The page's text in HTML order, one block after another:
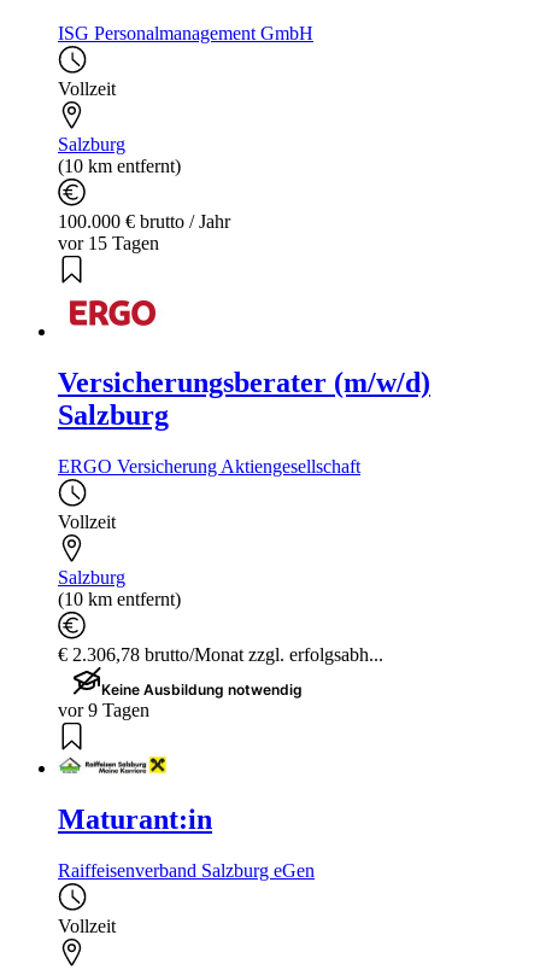
ISG Personalmanagement GmbH
Vollzeit
Salzburg
(10 km entfernt)
100.000 € brutto / Jahr
vor 15 Tagen
Versicherungsberater (m/w/d)
Salzburg
ERGO Versicherung Aktiengesellschaft
Vollzeit
Salzburg
(10 km entfernt)
€ 2.306,78 brutto/Monat zzgl. erfolgsabh...
Keine Ausbildung notwendig
vor 9 Tagen
Maturant:in
Raiffeisenverband Salzburg eGen
Vollzeit